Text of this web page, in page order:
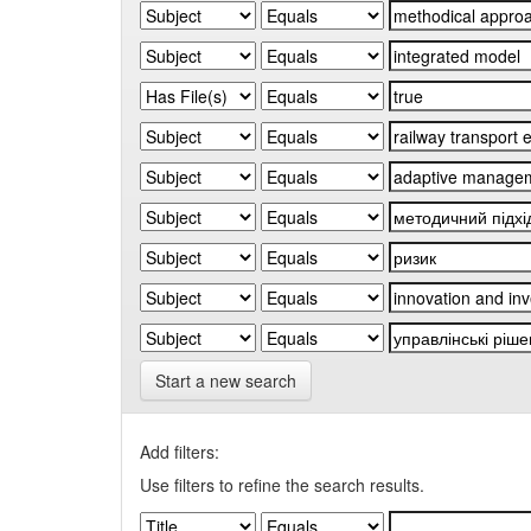
Start a new search
Add filters:
Use filters to refine the search results.